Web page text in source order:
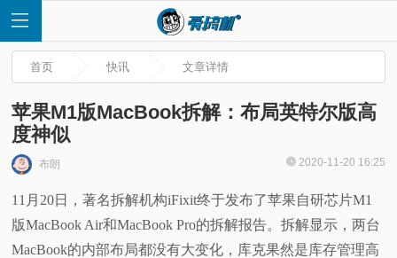
首
页
快
首页 快讯 文章详情
苹果M1版MacBook拆解：布局英特尔版高
度神似
布朗 2020-11-20 16:25
11月20日，著名拆解机构iFixit终于发布了苹果自研芯片M1
版MacBook Air和MacBook Pro的拆解报告。拆解显示，两台
MacBook的内部布局都没有大变化，库克果然是库存管理高